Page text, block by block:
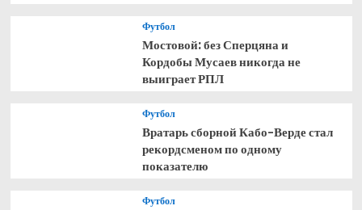
Футбол
Мостовой: без Сперцяна и
Кордобы Мусаев никогда не
выиграет РПЛ
Футбол
Вратарь сборной Кабо-Верде стал
рекордсменом по одному
показателю
Футбол